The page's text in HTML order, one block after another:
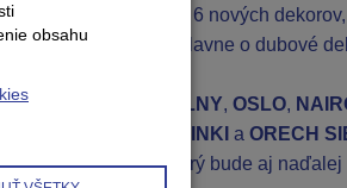
sme do ponuky 6 nových dekorov,
rokom. Ide hlavne o dubové
dekorom
NATURÁLNY, OSLO,
DUB HELSINKI a ORECH
dub antický, ktorý bude aj naďalej
obsahu